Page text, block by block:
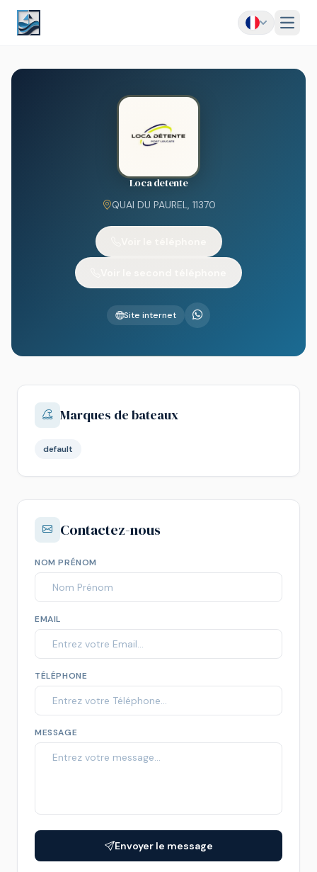
Menu
Loca detente
QUAI DU PAUREL, 11370
Site internet
Marques de bateaux
default
Contactez-nous
NOM PRÉNOM
EMAIL
TÉLÉPHONE
MESSAGE
Envoyer le message